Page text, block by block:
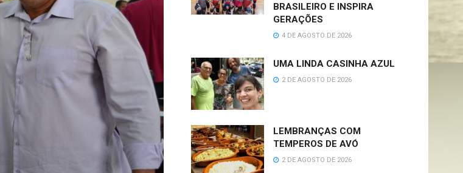
BRASILEIRO E INSPIRA
GERAÇÕES
4 DE AGOSTO DE 2026
UMA LINDA CASINHA AZUL
2 DE AGOSTO DE 2026
LEMBRANÇAS COM
TEMPEROS DE AVÓ
2 DE AGOSTO DE 2026